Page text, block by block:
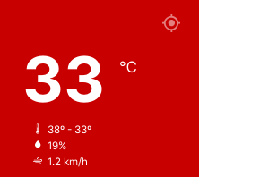
33 ℃
38º - 33º
19%
1.2 km/h